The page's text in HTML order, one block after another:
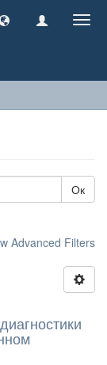
Ок
Advanced Filters